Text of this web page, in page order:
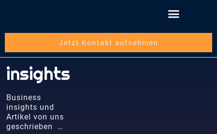
Jetzt Kontakt aufnehmen
insights
Business
insights und
Artikel von uns
geschrieben …